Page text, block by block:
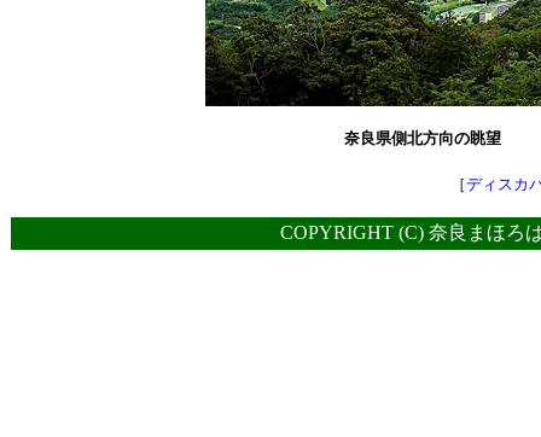
奈良県側北方向の眺望
［ディスカ
COPYRIGHT (C) 奈良まほろ